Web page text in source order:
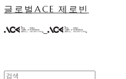
글로벌ACE 제로빈